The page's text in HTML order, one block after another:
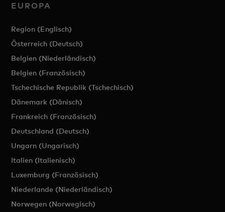
EUROPA
Region (Englisch)
Österreich (Deutsch)
Belgien (Niederländisch)
Belgien (Französisch)
Tschechische Republik (Tschechisch)
Dänemark (Dänisch)
Frankreich (Französisch)
Deutschland (Deutsch)
Ungarn (Ungarisch)
Italien (Italienisch)
Luxemburg (Französisch)
Niederlande (Niederländisch)
Norwegen (Norwegisch)